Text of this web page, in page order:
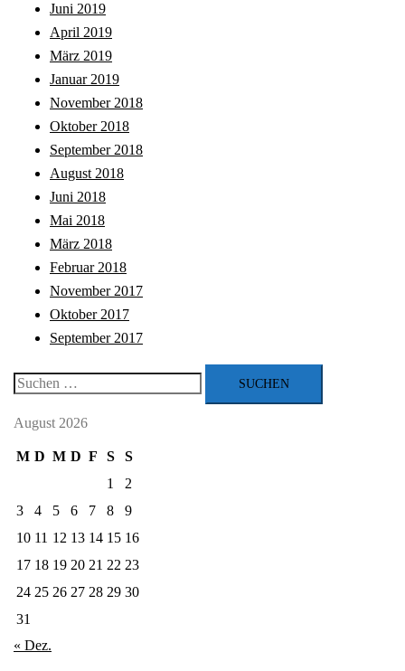
Juni 2019
April 2019
März 2019
Januar 2019
November 2018
Oktober 2018
September 2018
August 2018
Juni 2018
Mai 2018
März 2018
Februar 2018
November 2017
Oktober 2017
September 2017
Suchen
August 2026
M D M D F S
S
1
2
3
4 5 6 7 8
9
10 11 12 13 14 15 16
17 18 19 20 21 22 23
24 25 26 27 28 29 30
31
« Dez.